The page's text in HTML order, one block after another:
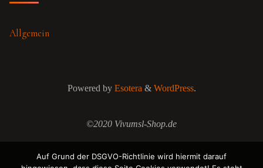
Allgemein
Powered byEsotera& WordPress.
©2020 Vivumsl-Shop.de
Auf Grund der DSGVO-Richtlinie wird hiermit darauf